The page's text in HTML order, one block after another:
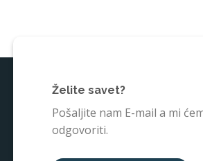
Želite savet?
Pošaljite nam E-mail a mi
odgovoriti.